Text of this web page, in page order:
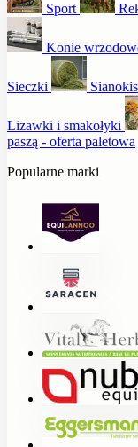
Sport
Konie
Sieczki
Lizawki i smakołyki
paszą - oferta paletowa
Popularne marki